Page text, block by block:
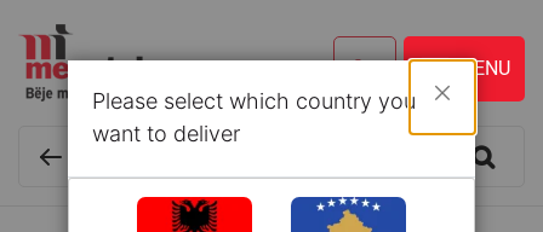
Please select which country you
want to deliver